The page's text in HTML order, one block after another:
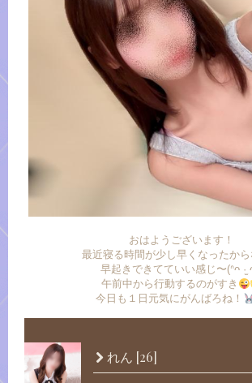
おはようございます！
最近寝る時間が少し早くなったか
早起きできてていい感じ〜(ᐢᴖ ·̫
午前中から行動するのがすき
今日も１日元気にがんばろね！
れん [26]